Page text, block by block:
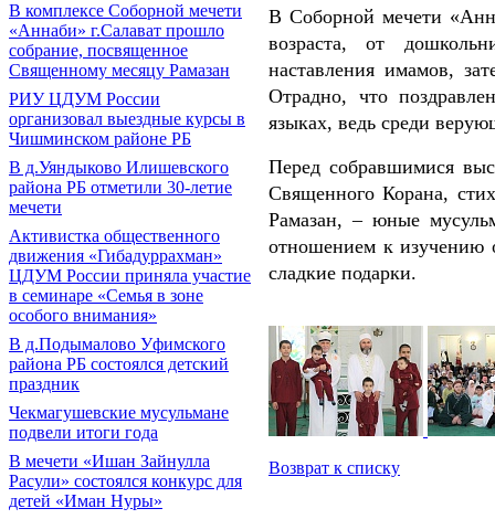
В комплексе Соборной мечети
«Аннаби» г.Салават прошло
собрание, посвященное
Священному месяцу Рамазан
РИУ ЦДУМ России
организовал выездные курсы в
Чишминском районе РБ
В д.Уяндыково Илишевского
района РБ отметили 30-летие
мечети
Активистка общественного
движения «Гибадуррахман»
ЦДУМ России приняла участие
в семинаре «Семья в зоне
особого внимания»
В д.Подымалово Уфимского
района РБ состоялся детский
праздник
Чекмагушевские мусульмане
подвели итоги года
В мечети «Ишан Зайнулла
Расули» состоялся конкурс для
детей «Иман Нуры»
В Соборной мечети
возраста, от
наставления имамов,
Отрадно, что
языках, ведь среди
Перед собравшимися
Священного Корана,
Рамазан, – юные
отношением к изучению
сладкие подарки.
Возврат к списку